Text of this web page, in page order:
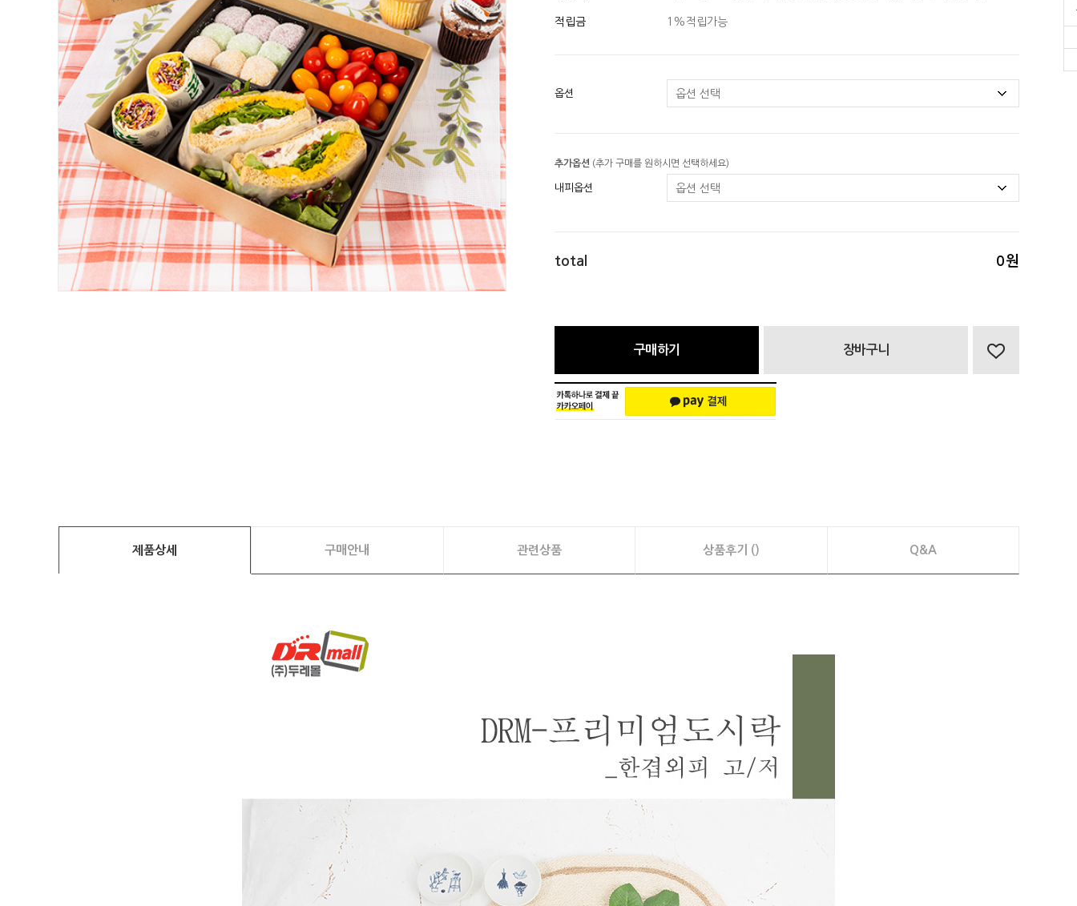
적립금 1%적립가능
옵션
추가옵션 (추가 구매를 원하시면 선택하세요)
내피옵션
total 0원
구매하기 장바구니
제품상세 구매안내 관련상품 상품후기 () Q&A